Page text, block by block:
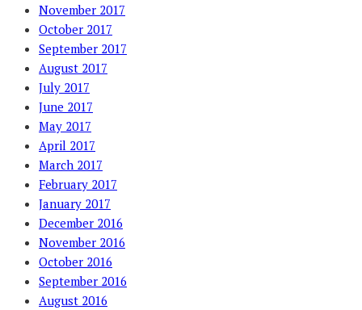
November 2017
October 2017
September 2017
August 2017
July 2017
June 2017
May 2017
April 2017
March 2017
February 2017
January 2017
December 2016
November 2016
October 2016
September 2016
August 2016